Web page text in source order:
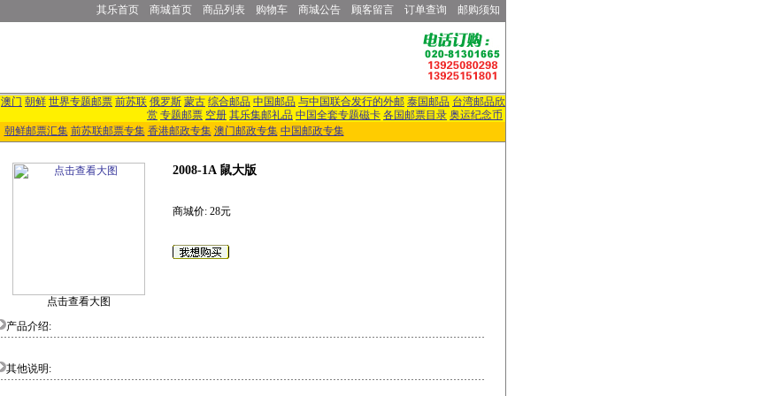
其乐首页 商城首页 商品列表 购物车 商城公告 顾客留言 订单查询 邮购须知
澳门 朝鲜 世界专题邮票 前苏联 俄罗斯 蒙古 综合邮品 中国邮品 与中国联合发行的外邮 泰国邮品 台湾邮品欣
赏 专题邮票 空册 其乐集邮礼品 中国全套专题磁卡 各国邮票目录 奥运纪念币
朝鲜邮票汇集 前苏联邮票专集 香港邮政专集 澳门邮政专集 中国邮政专集
点击查看大图
2008-1A 鼠大版
商城价: 28元
产品介绍:
其他说明: